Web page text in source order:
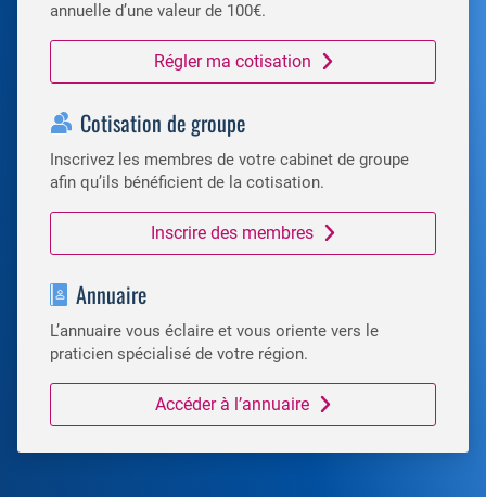
annuelle d’une valeur de 100€.
Régler ma cotisation
Cotisation de groupe
Inscrivez les membres de votre cabinet de groupe
afin qu’ils bénéficient de la cotisation.
Inscrire des membres
Annuaire
L’annuaire vous éclaire et vous oriente vers le
praticien spécialisé de votre région.
Accéder à l’annuaire